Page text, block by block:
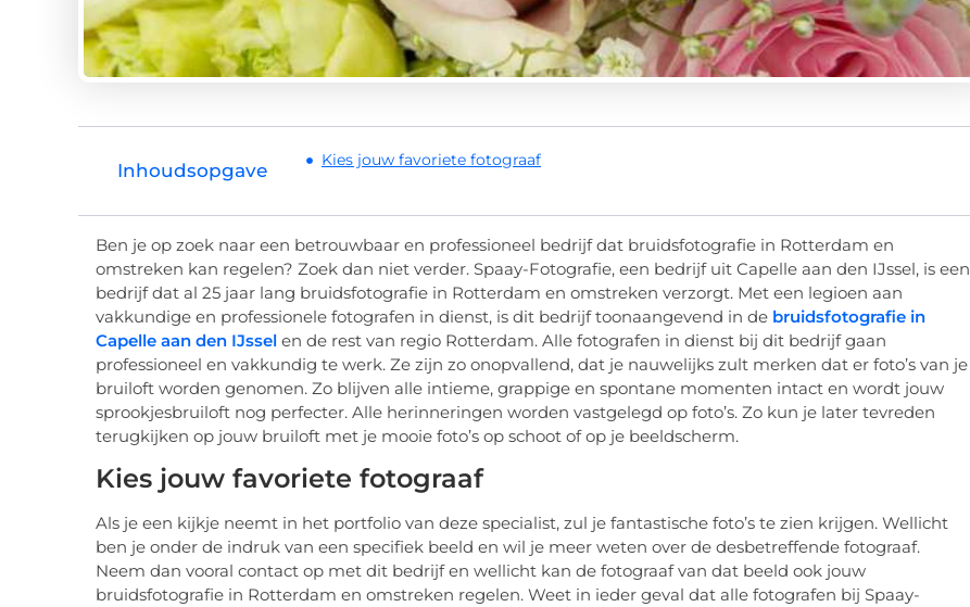
Inhoudsopgave Kies jouw favoriete fotograaf
Ben je op zoek naar een betrouwbaar en professioneel bedrijf dat bruidsfotografie in Rotterdam en
omstreken kan regelen? Zoek dan niet verder. Spaay-Fotografie, een bedrijf uit Capelle aan den IJssel, is een
bedrijf dat al 25 jaar lang bruidsfotografie in Rotterdam en omstreken verzorgt. Met een legioen aan
vakkundige en professionele fotografen in dienst, is dit bedrijf toonaangevend in de bruidsfotografie in
Capelle aan den IJssel en de rest van regio Rotterdam. Alle fotografen in dienst bij dit bedrijf gaan
professioneel en vakkundig te werk. Ze zijn zo onopvallend, dat je nauwelijks zult merken dat er foto’s van je
bruiloft worden genomen. Zo blijven alle intieme, grappige en spontane momenten intact en wordt jouw
sprookjesbruiloft nog perfecter. Alle herinneringen worden vastgelegd op foto’s. Zo kun je later tevreden
terugkijken op jouw bruiloft met je mooie foto’s op schoot of op je beeldscherm.
Kies jouw favoriete fotograaf
Als je een kijkje neemt in het portfolio van deze specialist, zul je fantastische foto’s te zien krijgen. Wellicht
ben je onder de indruk van een specifiek beeld en wil je meer weten over de desbetreffende fotograaf.
Neem dan vooral contact op met dit bedrijf en wellicht kan de fotograaf van dat beeld ook jouw
bruidsfotografie in Rotterdam en omstreken regelen. Weet in ieder geval dat alle fotografen bij Spaay-